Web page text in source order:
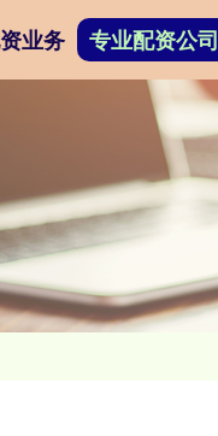
业务 专业配资公司